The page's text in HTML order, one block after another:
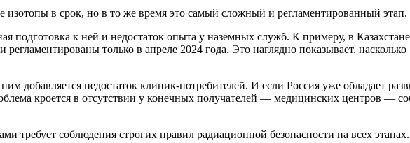
изотопы в срок, но в то же время это самый сложный и регламентированный этап.
подготовка к ней и недостаток опыта у наземных служб. К примеру, в
только в апреле 2024 года. Это наглядно показывает, насколько
добавляется недостаток клиник-потребителей. И если Россия уже обладает
кроется в отсутствии у конечных получателей — медицинских центров —
требует соблюдения строгих правил радиационной безопасности на всех этапах.